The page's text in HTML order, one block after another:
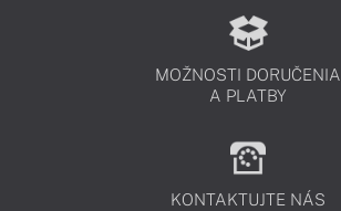
MOŽNOSTI DORUČENIA
A PLATBY
KONTAKTUJTE NÁS